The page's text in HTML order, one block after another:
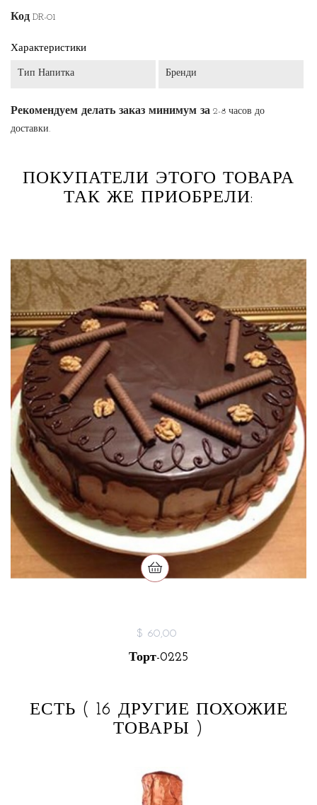
Код DR-01
Характеристики
Тип Напитка Бренди
Рекомендуем делать заказ минимум за 2-8 часов до
доставки.
ПОКУПАТЕЛИ ЭТОГО ТОВАРА
ТАК ЖЕ ПРИОБРЕЛИ:
$ 60,00
Торт-0225
ЕСТЬ ( 16 ДРУГИЕ ПОХОЖИЕ
ТОВАРЫ )